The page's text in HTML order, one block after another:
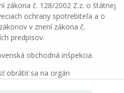
zákona č. 128/2002 Z.z. o štátnej
ochrany spotrebiteľa a o
v znení zákona č.
predpisov.
obchodná inšpekcia.
obrátiť sa na orgán